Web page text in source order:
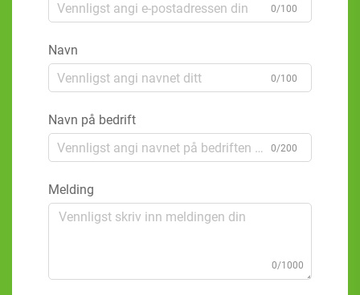
0/100
Navn
0/100
Navn på bedrift
0/200
Melding
0/1000